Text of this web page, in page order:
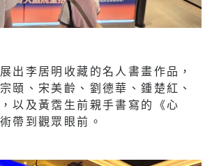
出李居明收藏的名人書畫作品，
頤、宋美齡、劉德華、鍾楚紅、
以及黃霑生前親手書寫的《心
帶到觀眾眼前。